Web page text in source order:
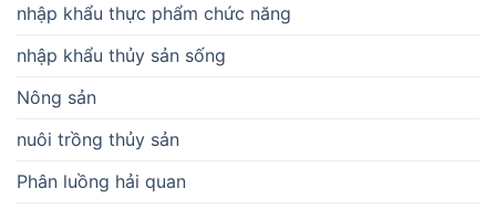
nhập khẩu thực phẩm chức năng
nhập khẩu thủy sản sống
Nông sản
nuôi trồng thủy sản
Phân luồng hải quan